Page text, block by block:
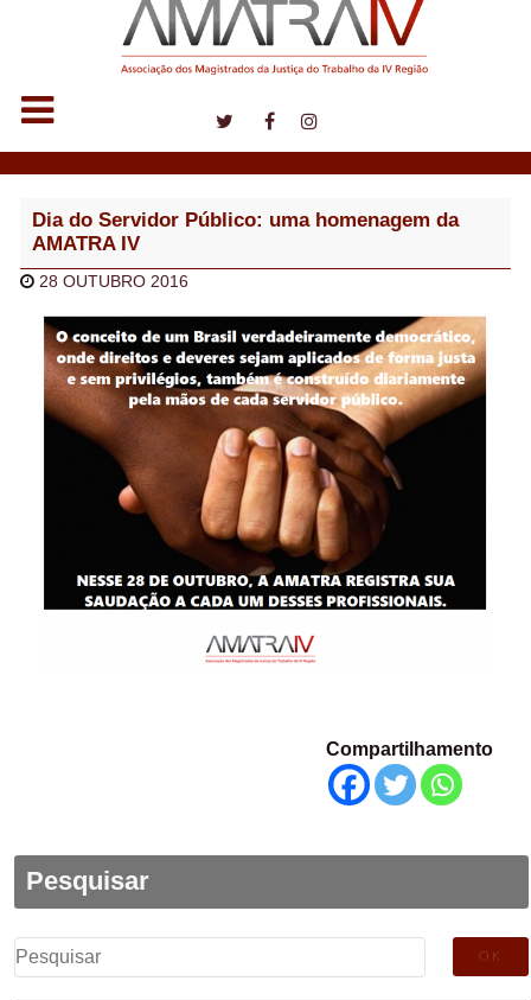
Dia do Servidor Público: uma homenagem da
AMATRA IV
28 OUTUBRO 2016
Compartilhamento
Pesquisar
Pesquisar
por: